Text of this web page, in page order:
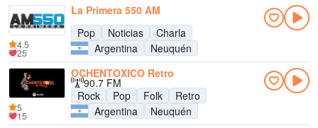
La Primera 550 AM
Pop
Noticias
Charla
Argentina
Neuquén
4.5
25
OCHENTOXICO Retro
90.7 FM
Rock
Pop Folk
Retro
Argentina
Neuquén
5
15